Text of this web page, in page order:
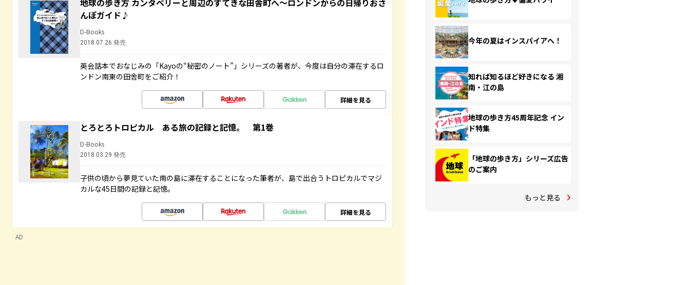
地球の歩き方 カンタベリーと周辺のすてきな田舎町へ～ロンドンからの日帰りおさ
んぽガイド♪
D-Books
2018.07.26 発売
英会話本でおなじみの「Kayoの“秘密のノート”」シリーズの著者が、今度は自分の滞在するロ
ンドン南東の田舎町をご紹介！
詳細を見る
とろとろトロピカル ある旅の記録と記憶。 第1巻
D-Books
2018.03.29 発売
子供の頃から夢見ていた南の島に滞在することになった筆者が、島で出合うトロピカルでマジ
カルな45日間の記録と記憶。
詳細を見る
AD
今年の夏はインスパイアへ！
知れば知るほど好きになる 湘
南・江の島
地球の歩き方45周年記念 イン
ド特集
「地球の歩き方」シリーズ広告
のご案内
もっと見る